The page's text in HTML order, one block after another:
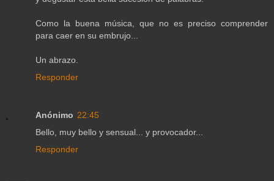
Como la buena música, que no es preciso comprender
para caer en su embrujo...
Un abrazo.
Responder
Anónimo 22:45
Bello, muy bello y sensual... y provocador...
Responder